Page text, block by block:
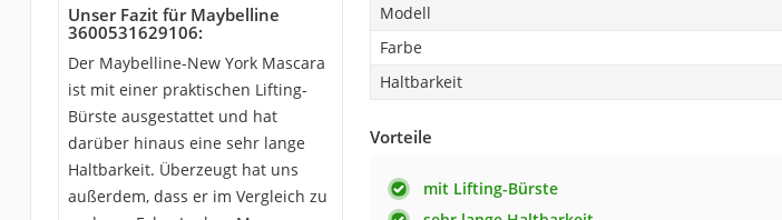
Unser Fazit für Maybelline
3600531629106:
Der Maybelline-New York Mascara
ist mit einer praktischen Lifting-
Bürste ausgestattet und hat
darüber hinaus eine sehr lange
Haltbarkeit. Überzeugt hat uns
außerdem, dass er im Vergleich zu
Modell
Farbe
Haltbarkeit
Vorteile
mit Lifting-Bürste